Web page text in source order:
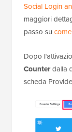
Social Login
maggiori
passo su
Dopo
Counterdalla
scheda